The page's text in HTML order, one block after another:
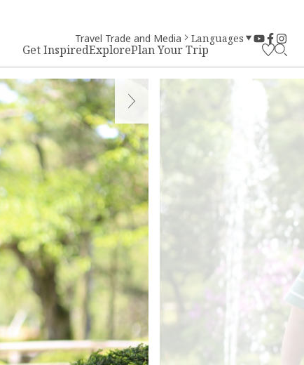
Get InspiredExplorePlan Your Trip
Travel Trade and Media Languages